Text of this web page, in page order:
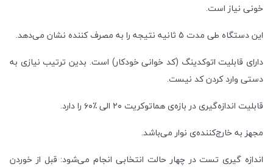
خونی نیاز است.
این دستگاه طی مدت 5 ثانیه نتیجه را به مصرف کننده نشان می‌دهد.
دارای قابلیت اتوکدینگ (کد خوانی خودکار) است. بدین ترتیب نیازی به
دستی وارد کردن کد نیست.
قابلیت اندازه‌گیری در بازه‌ی هماتوکریت ۲۰ الی ٪۶۰ را دارد.
مجهز به خارج‌کننده‌ی نوار می‌باشد.
اندازه گیری تست در چهار حالت انتخابی انجام می‌شود: قبل از خوردن